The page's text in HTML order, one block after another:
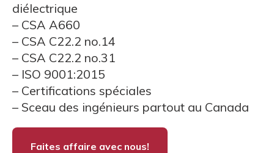
diélectrique
– CSA A660
– CSA C22.2 no.14
– CSA C22.2 no.31
– ISO 9001:2015
– Certifications spéciales
– Sceau des ingénieurs partout au Canada
Faites affaire avec nous!